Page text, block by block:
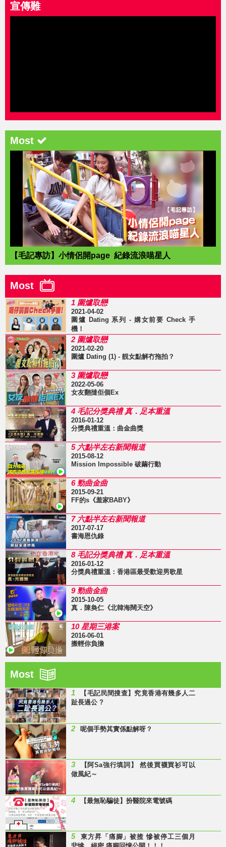
宣傳難
Most
【毛記專訪】小情侶開page 紀錄流浪喵星人
Most
1 圍爐取戀
2021-04-02
圍爐 Dating 系列 - 媾女前要 Check 手
機！
2 圍爐取戀
2021-02-20
圍爐 Dating (1) - 靚女點解冇拖拍？
3 圍爐取戀
2022-05-06
女友翻撻佢個Ex
4 毛記分獎典禮 真．足本重溫
2016-01-12
分獎典禮重溫：曲金曲獎
5 六點半左右新聞報道
2015-08-12
Mission Impossible 破繭行動
6 勁曲金曲
2015-09-21
FF的s《羞家BABY》
7 六點半左右新聞報道
2017-07-17
書海恩仇錄
8 毛記分獎典禮 真．足本重溫
2016-01-12
分獎典禮重溫：香港區最受歡迎男歌星
9 勁曲金曲
2015-10-05
真．陳奐仁《北韓海闊天空》
10 星期三港案
2016-06-01
搬輕你負擔
Most
1
【毛記民間搜查】究竟香港有幾多人二
趾長過公 ?
2 呢個手勢其實係點解呀？
3
【阿Sa強行填詞】 然後買襪買衫可以
做風紀～
4 【最無恥騙徒】扮醫院來電號碼
5
東方昇「痛腳」被揸 慘被停工三個月